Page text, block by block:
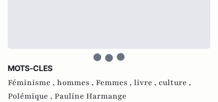
MOTS-CLES
Féminisme , hommes , Femmes , livre , culture ,
Polémique , Pauline Harmange